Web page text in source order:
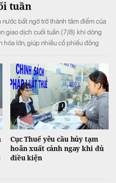
tuần
bất ngờ trở thành tâm điểm của
giao dịch cuối tuần (7/8) khi dòng
hóa lớn, giúp nhiều cổ phiếu đồng
Cục Thuế yêu cầu hủy tạm
hoãn xuất cảnh ngay khi đủ
điều kiện